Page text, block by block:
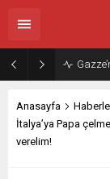
Anasayfa
İtalya’ya Papa
verelim!